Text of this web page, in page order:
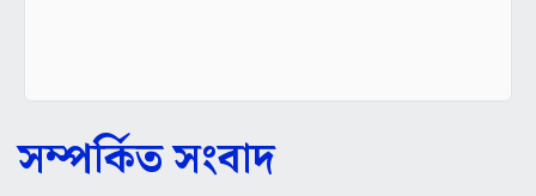
সম্পর্কিত সংবাদ